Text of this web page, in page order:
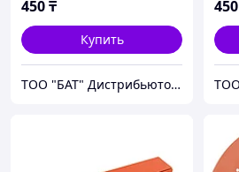
450₸
Купить
ТОО "БАТ" Дистрибьютор фирмы NOVOL
450